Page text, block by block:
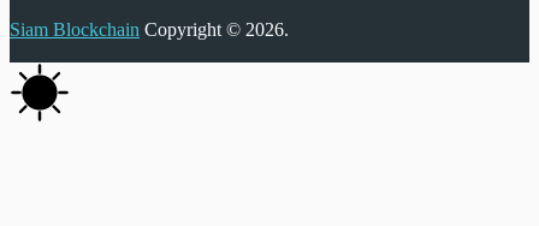
Siam Blockchain Copyright © 2026.